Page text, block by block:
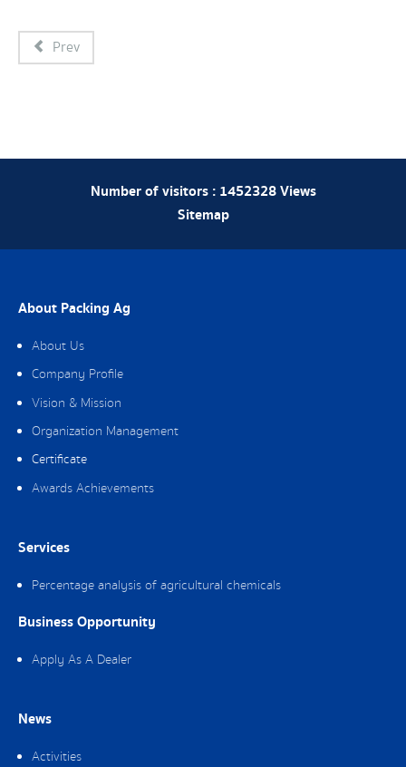
Prev
Number of visitors : 1452328Views
Sitemap
About Packing Ag
About Us
Company Profile
Vision & Mission
Organization Management
Certificate
Awards Achievements
Services
Percentage analysis of agricultural chemicals
Business Opportunity
Apply As A Dealer
News
Activities